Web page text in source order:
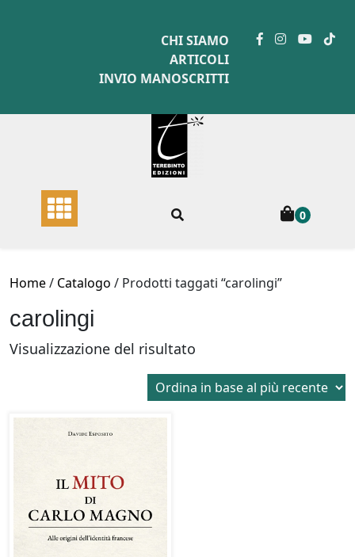
CHI SIAMO
ARTICOLI
INVIO MANOSCRITTI
0
Home/ Catalogo / Prodotti taggati “carolingi”
carolingi
Visualizzazione del risultato